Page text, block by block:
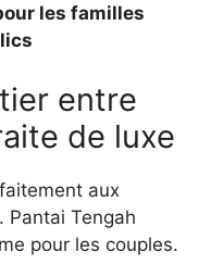
les familles
entre
de luxe
aux
Pantai Tengah
pour les couples.